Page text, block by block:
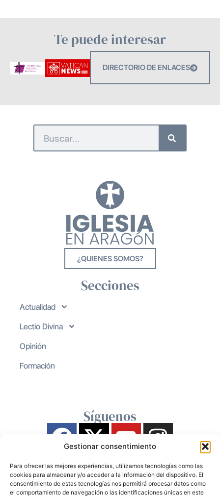
Gestionar consentimiento
Para ofrecer las mejores experiencias, utilizamos tecnologías como las
cookies para almacenar y/o acceder a la información del dispositivo. El
consentimiento de estas tecnologías nos permitirá procesar datos como
el comportamiento de navegación o las identificaciones únicas en este
Te puede interesar
DIRECTORIO DE ENLACES
¿QUIENES SOMOS?
Secciones
Actualidad
Lectio Divina
Opinión
Formación
Síguenos